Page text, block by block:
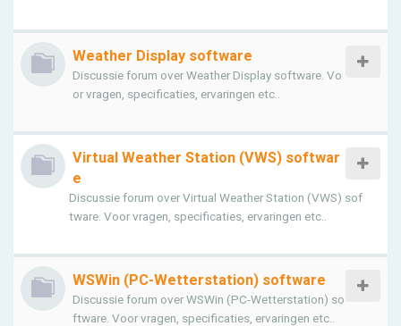
Weather Display software
Discussie forum over Weather Display software. Vo
or vragen, specificaties, ervaringen etc..
Virtual Weather Station (VWS) softwar
e
Discussie forum over Virtual Weather Station (VWS) sof
tware. Voor vragen, specificaties, ervaringen etc..
WSWin (PC-Wetterstation) software
Discussie forum over WSWin (PC-Wetterstation) so
ftware. Voor vragen, specificaties, ervaringen etc..